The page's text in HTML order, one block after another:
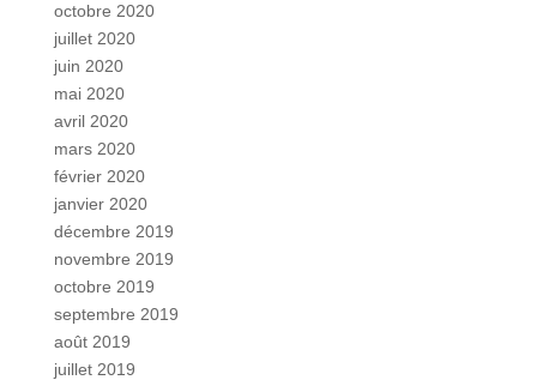
octobre 2020
juillet 2020
juin 2020
mai 2020
avril 2020
mars 2020
février 2020
janvier 2020
décembre 2019
novembre 2019
octobre 2019
septembre 2019
août 2019
juillet 2019